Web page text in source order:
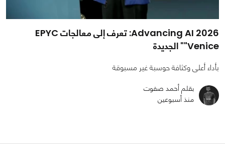
Advancing AI 2026: تعرف إلى معالجات EPYC
"Venice" الجديدة
بأداء أعلى وكثافة حوسبة غير مسبوقة
بقلم أحمد صفوت
منذ أسبوعين